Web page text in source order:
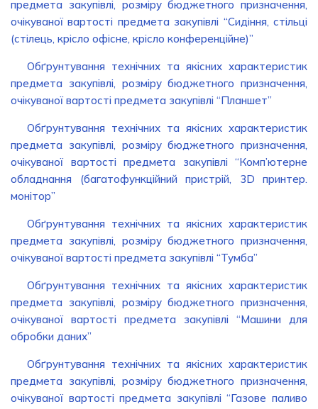
предмета закупівлі, розміру бюджетного призначення,
очікуваної вартості предмета закупівлі “Сидіння, стільці
(стілець, крісло офісне, крісло конференційне)”
Обґрунтування технічних та якісних характеристик
предмета закупівлі, розміру бюджетного призначення,
очікуваної вартості предмета закупівлі “Планшет”
Обґрунтування технічних та якісних характеристик
предмета закупівлі, розміру бюджетного призначення,
очікуваної вартості предмета закупівлі “Комп’ютерне
обладнання (багатофункційний пристрій, 3D принтер.
монітор”
Обґрунтування технічних та якісних характеристик
предмета закупівлі, розміру бюджетного призначення,
очікуваної вартості предмета закупівлі “Тумба”
Обґрунтування технічних та якісних характеристик
предмета закупівлі, розміру бюджетного призначення,
очікуваної вартості предмета закупівлі “Машини для
обробки даних”
Обґрунтування технічних та якісних характеристик
предмета закупівлі, розміру бюджетного призначення,
очікуваної вартості предмета закупівлі “Газове паливо